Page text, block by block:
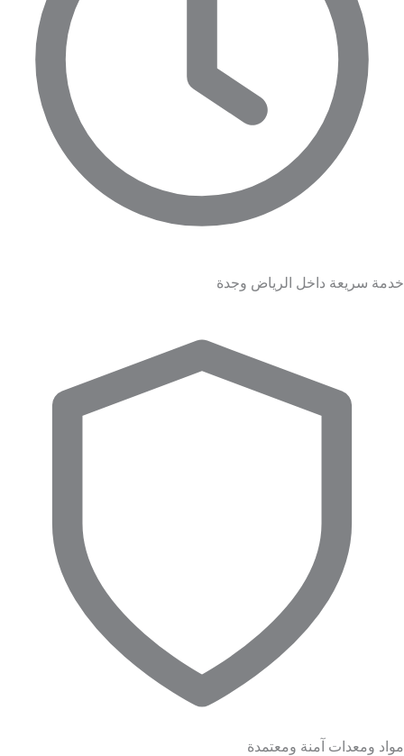
خدمة سريعة داخل الرياض وجدة
مواد ومعدات آمنة ومعتمدة